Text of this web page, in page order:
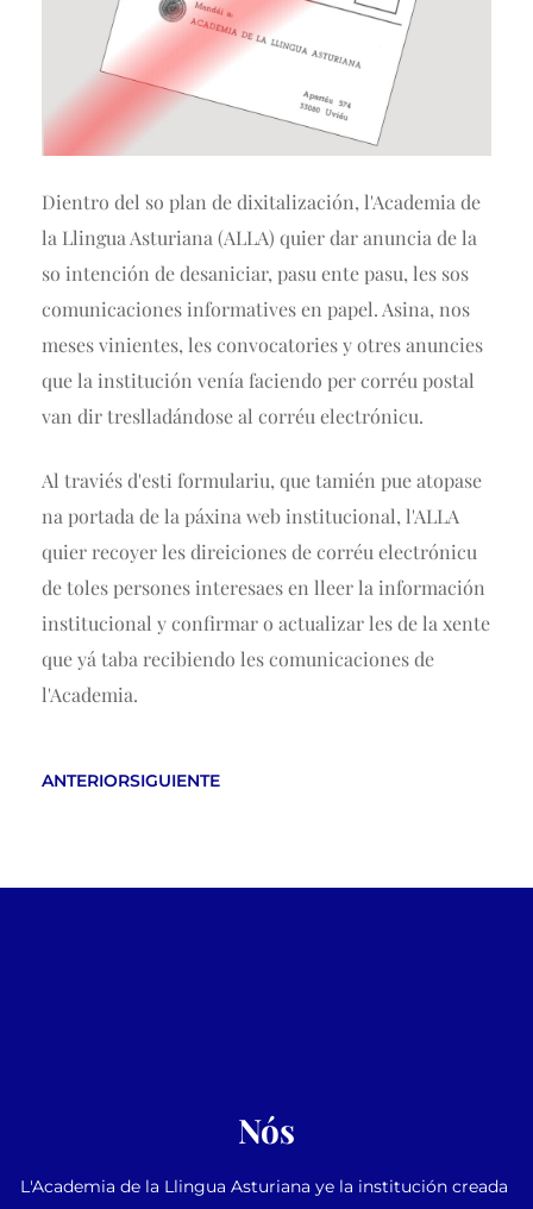
Dientro del so plan de dixitalización, l'Academia de
la Llingua Asturiana (ALLA) quier dar anuncia de la
so intención de desaniciar, pasu ente pasu, les sos
comunicaciones informatives en papel. Asina, nos
meses vinientes, les convocatories y otres anuncies
que la institución venía faciendo per corréu postal
van dir treslladándose al corréu electrónicu.
Al traviés d'esti formulariu, que tamién pue atopase
na portada de la páxina web institucional, l'ALLA
quier recoyer les direiciones de corréu electrónicu
de toles persones interesaes en lleer la información
institucional y confirmar o actualizar les de la xente
que yá taba recibiendo les comunicaciones de
l'Academia.
ANTERIORSIGUIENTE
Nós
L'Academia de la Llingua Asturiana ye la institución creada